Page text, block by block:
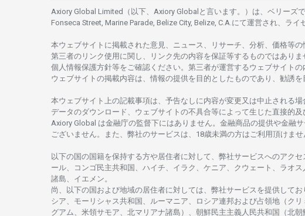
Axiory Global Limited（以下、Axiory Globalと言います。）は、 ベリーズで
Fonseca Street, Marine Parade, Belize City, Belize, C.A.にて運営さ れ、 ライ
本ウェブサイトに掲載さ れた意見、ニュース、リサーチ、分析、 価格等の
第三者の リンク使用に関し、 リンク先の内容を保証等するものではありま
個人情報保護方針等を ご確認ください。 第三者が運営するウェブサイトの
ウェブサイトの掲載内容は、 情報の提供を 目的としたものであり、 勧誘を
本ウェブサイト 上の記載事項は、 予告なしに 内容が変更又は中止さ れる場
データのダウンロード、 ウェブサイトの不具合等に よって生じた 直接的及
Axiory Global は金融庁の監督下にはありません。 金融商品の提供や金融
ございません。
また、 弊社のサービスは、18歳未満の方は ご利用頂けませ
以下の国の国籍を保持する方や居住者に対して、 弊社サービスへのアクセ
ール、
コンゴ民主共和国、ハイチ、イラク、ケニア、クウェート、 ラオス
諸島、 イエメン。
尚、 以下の国および地域の居住者に対しては、 弊社サービスを提供してお
シア、 モーリシャス共和国、ルーマニア、 ロシア連邦および占領地 （ク
グアム、 米領サモア、 北マリアナ諸島）、 朝鮮民主主義人民共和国 （北